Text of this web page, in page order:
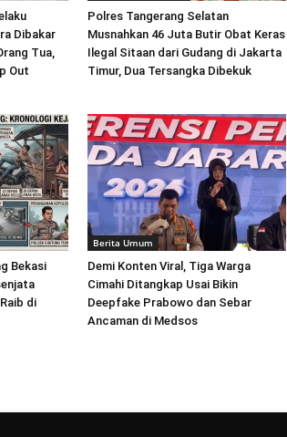
Dibakar
Tua,
Out
Polres Tangerang Selatan
Musnahkan 46 Juta Butir Obat Keras
Ilegal Sitaan dari Gudang di Jakarta
Timur, Dua Tersangka Dibekuk
Bekasi
di
Berita Umum
Demi Konten Viral, Tiga Warga
Cimahi Ditangkap Usai Bikin
Deepfake Prabowo dan Sebar
Ancaman di Medsos